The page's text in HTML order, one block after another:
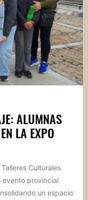
ALUMNAS
LA EXPO
Culturales
evento provincial
un espacio